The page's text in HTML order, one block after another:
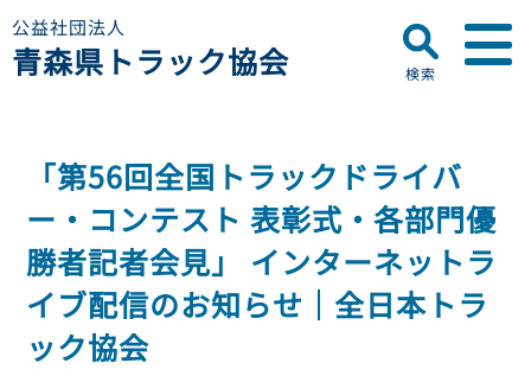
公益社団法人
青森県トラック協会
プロフィール
ディスクロージャー
会員名簿
研修センターのご案内
お知らせ ▼
青森県トラック協会
行政・他団体
助成・補助金
助成事業
適正化事業
検索
「第56回全国トラックドライバ
ー・コンテスト 表彰式・各部門優
勝者記者会見」 インターネットラ
イブ配信のお知らせ｜全日本トラ
ック協会